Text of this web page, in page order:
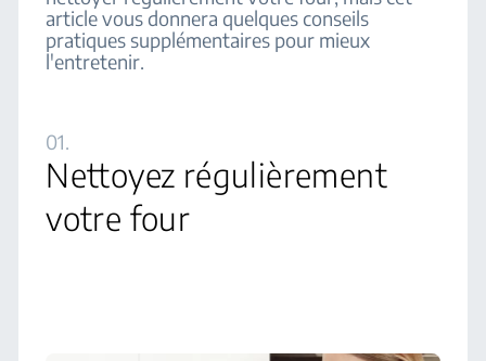
article vous donnera quelques conseils
pratiques supplémentaires pour mieux
l'entretenir.
01.
Nettoyez régulièrement
votre four